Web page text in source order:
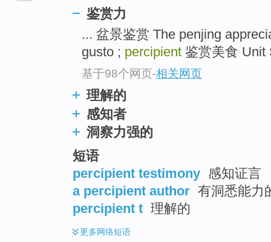
鉴赏力
... 盆景鉴赏 The penjing
gusto ; percipient 鉴赏美食 Unit
基于98个网页-相关网页
理解的
感知者
洞察力强的
短语
percipient testimony 感知证言
a percipient author 有洞悉能力
percipient t 理解的
更多网络短语